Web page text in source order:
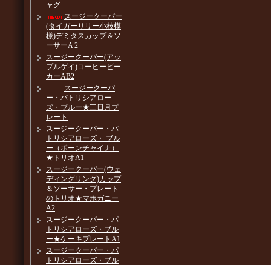
ャグ
スージークーパー
(タイガーリリー小枝模
様)デミタスカップ＆ソ
ーサーA 2
スージークーパー(アッ
プルゲイ)コーヒービー
カーAB2
スージークーパ
ー・パトリシアロー
ズ・ブルー★三日月プ
レート
スージークーパー・パ
トリシアローズ・ ブル
ー（ボーンチャイナ）
★トリオA1
スージークーパー(ウェ
ディングリング)カップ
＆ソーサー・プレート
のトリオ★マホガニー
A2
スージークーパー・パ
トリシアローズ・ブル
ー★ケーキプレートA1
スージークーパー・パ
トリシアローズ・ブル